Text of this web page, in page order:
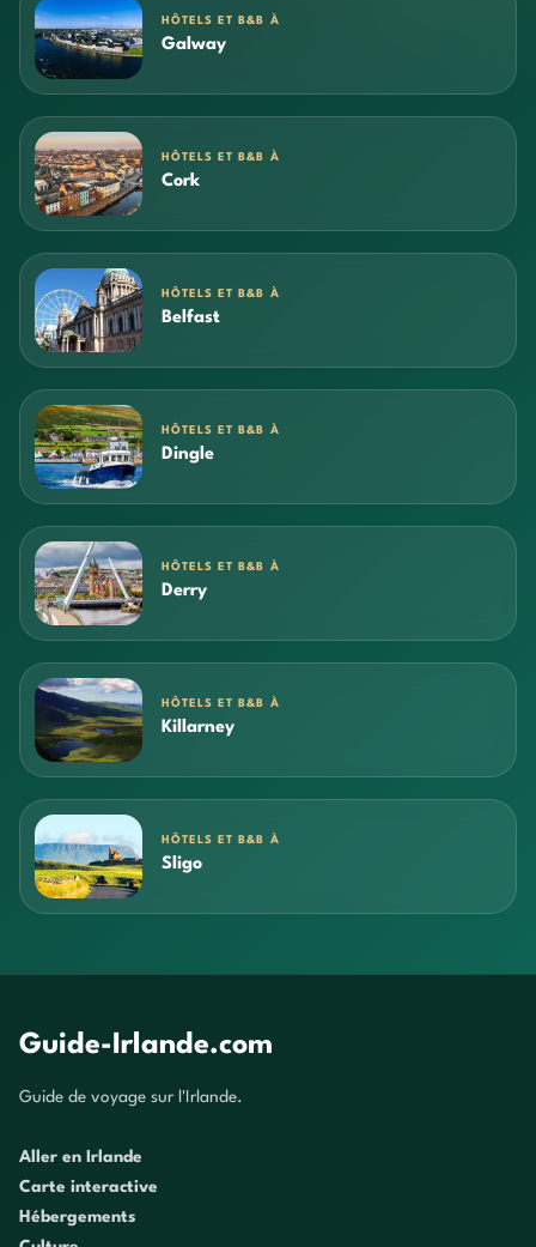
HÔTELS ET B&B À
Galway
HÔTELS ET B&B À
Cork
HÔTELS ET B&B À
Belfast
HÔTELS ET B&B À
Dingle
HÔTELS ET B&B À
Derry
HÔTELS ET B&B À
Killarney
HÔTELS ET B&B À
Sligo
Guide-Irlande.com
Guide de voyage sur l'Irlande.
Aller en Irlande
Carte interactive
Hébergements